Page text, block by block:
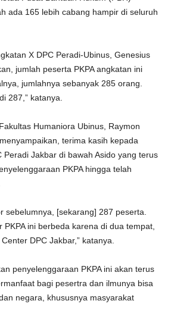
ada 165 lebih cabang hampir di seluruh
X DPC Peradi-Ubinus, Genesius
jumlah peserta PKPA angkatan ini
jumlahnya sebanyak 285 orang.
287,” katanya.
Humaniora Ubinus, Raymon
terima kasih kepada
Peradi Jakbar di bawah Asido yang terus
PKPA hingga telah
sebelumnya, [sekarang] 287 peserta.
ini berbeda karena di dua tempat,
DPC Jakbar,” katanya.
penyelenggaraan PKPA ini akan terus
bagi pesertra dan ilmunya bisa
negara, khususnya masyarakat